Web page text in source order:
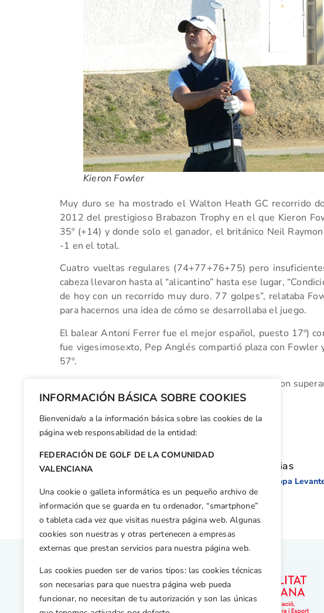
INFORMACIÓN BÁSICA SOBRE COOKIES
Bienvenida/o a la información básica sobre las cookies de la
página web responsabilidad de la entidad:
FEDERACIÓN DE GOLF DE LA COMUNIDAD
VALENCIANA
Una cookie o galleta informática es un pequeño archivo de
información que se guarda en tu ordenador, “smartphone”
o tableta cada vez que visitas nuestra página web. Algunas
cookies son nuestras y otras pertenecen a empresas
externas que prestan servicios para nuestra página web.
Las cookies pueden ser de varios tipos: las cookies técnicas
son necesarias para que nuestra página web pueda
funcionar, no necesitan de tu autorización y son las únicas
Kieron Fowler
Muy duro se ha mostrado el Walton Heath GC recorrido
2012 del prestigioso Brabazon Trophy en el que Kieron
35º (+14) y donde solo el ganador, el británico Neil
-1 en el total.
Cuatro vueltas regulares (74+77+76+75) pero
cabeza llevaron hasta al “alicantino” hasta ese lugar,
de hoy con un recorrido muy duro. 77 golpes”, relataba
para hacernos una idea de cómo se desarrollaba el juego.
El balear Antoni Ferrer fue el mejor español, puesto 17º)
fue vigesimosexto, Pep Anglés compartió plaza con Fowler
57º.
Solo Alberto Fernández y Javier Gallegos no lograron
Facebook
X WhatsApp
LinkedIn
Email
Otras noticias